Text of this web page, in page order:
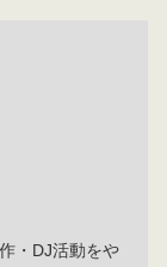
・DJ活動をや